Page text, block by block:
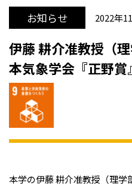
お知らせ 2022年
伊藤 耕介准教授（
本気象学会『正野賞
本学の伊藤 耕介准教授（理学